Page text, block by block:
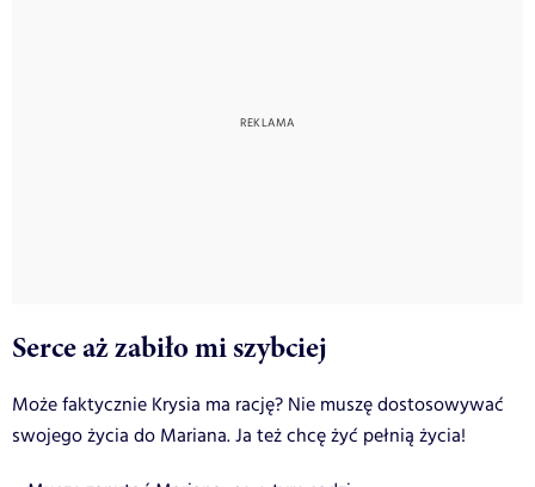
Serce aż zabiło mi szybciej
Może faktycznie Krysia ma rację? Nie muszę dostosowywać
swojego życia do Mariana. Ja też chcę żyć pełnią życia!